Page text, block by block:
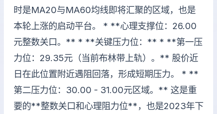
时是MA20与MA60均线即将汇聚的区域，也是
本轮上涨的启动平台。 * **心理支撑位：26.00
元整数关口。** * **关键压力位：** * **第一压
力位：29.35元（当前布林带上轨）。** 股价近
日在此位置附近遇阻回落，形成短期压力。 * **
第二压力位：30.00 - 31.00元区域。** 这是重
要的**整数关口和心理阻力位**，也是2023年下